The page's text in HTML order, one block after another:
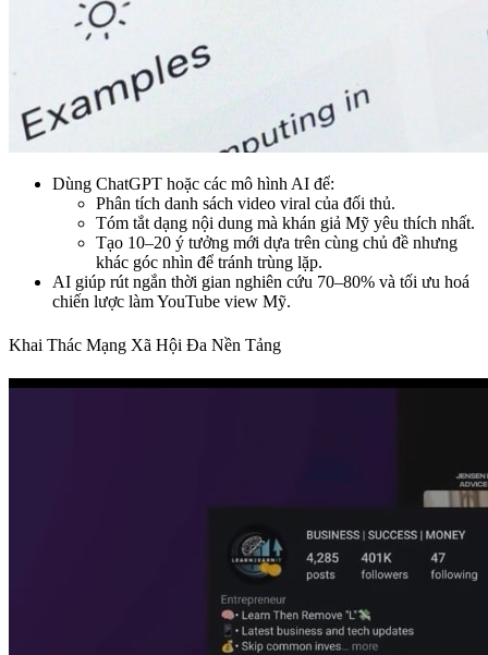
Dùng ChatGPT hoặc các mô hình AI để:
Phân tích danh sách video viral của đối thủ.
Tóm tắt dạng nội dung mà khán giả Mỹ yêu thích nhất.
Tạo 10–20 ý tưởng mới dựa trên cùng chủ đề nhưng
khác góc nhìn để tránh trùng lặp.
AI giúp rút ngắn thời gian nghiên cứu 70–80% và tối ưu hoá
chiến lược làm YouTube view Mỹ.
Khai Thác Mạng Xã Hội Đa Nền Tảng